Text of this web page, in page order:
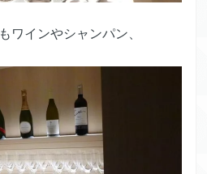
ワインやシャンパン、